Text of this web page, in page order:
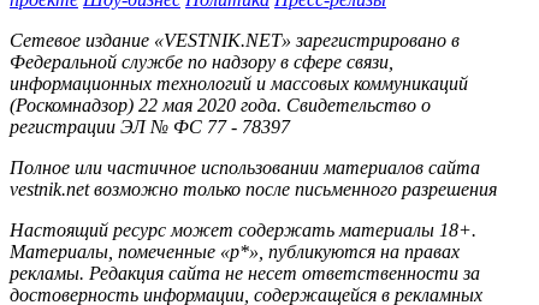
Сетевое издание «VESTNIK.NET» зарегистрировано в
Федеральной службе по надзору в сфере связи,
информационных технологий и массовых коммуникаций
(Роскомнадзор) 22 мая 2020 года. Свидетельство о
регистрации ЭЛ № ФС 77 - 78397
Полное или частичное использовании материалов сайта
vestnik.net возможно только после письменного разрешения
Настоящий ресурс может содержать материалы 18+.
Материалы, помеченные «р*», публикуются на правах
рекламы. Редакция сайта не несет ответственности за
достоверность информации, содержащейся в рекламных